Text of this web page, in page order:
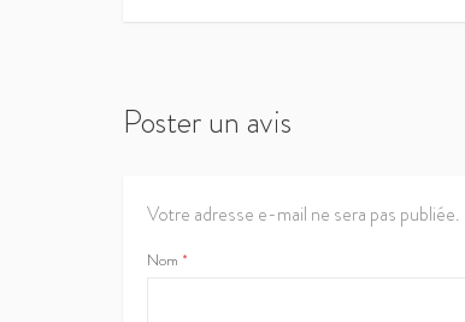
Poster un avis
Votre adresse e-mail ne sera pas publiée.
Nom *